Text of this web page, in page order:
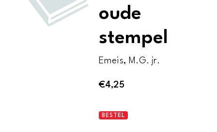
oude
stempel
Emeis, M.G. jr.
€4,25
Van
BESTEL